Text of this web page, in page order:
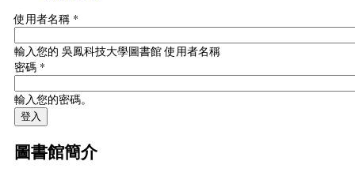
使用者名稱 *
輸入您的 吳鳳科技大學圖書館 使用者名稱
密碼 *
輸入您的密碼。
圖書館簡介